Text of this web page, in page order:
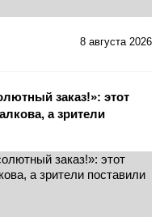
8 августа 2026
заказ!»: этот
а зрители